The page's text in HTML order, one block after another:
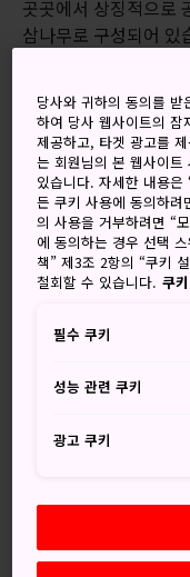
곳곳에서 상징적으로
삼나무로 구성되어 있
외곽과 아주 가까운
하고 있습니다. 이곳
및 폐막식이 모두 열
경기 등이 열릴 예정입
총 1,570억 엔(14억
쿠마 켄고와 타이세
었습니다.
놓치지 마세요
목재와 강철의
모든 좌석과 계
당사와 귀하의 동의를
하여 당사 웹사이트의
제공하고, 타겟 광고를
는 회원님의 본 웹사이
있습니다. 자세한 내용은
든 쿠키 사용에 동의하려
의 사용을 거부하려면 “
에 동의하는 경우 선택
책” 제3조 2항의 “쿠키
철회할 수 있습니다. 쿠
필수 쿠키
성능 관련 쿠키
광고 쿠키